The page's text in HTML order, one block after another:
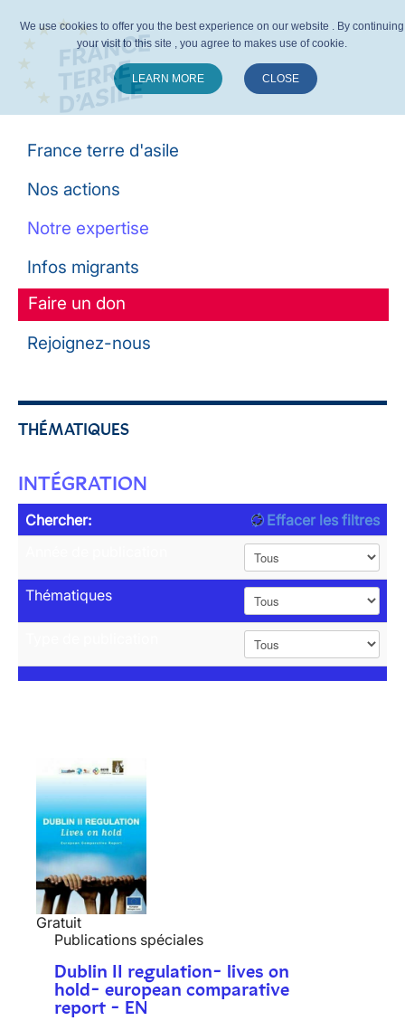
France terre d'asile
Nos actions
Notre expertise
Infos migrants
Faire un don
Rejoignez-nous
THÉMATIQUES
INTÉGRATION
Chercher:
Effacer les filtres
Thématiques
Gratuit
Publications spéciales
Dublin II regulation- lives on
hold- european comparative
report - EN
We use cookies to offer you the best experience on our website . By continuing
your visit to this site , you agree to makes use of cookie.
LEARN MORE CLOSE